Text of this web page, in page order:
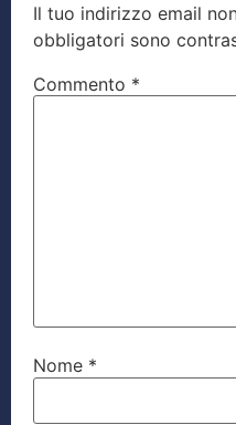
Il tuo indirizzo email
obbligatori sono
Commento *
Nome *